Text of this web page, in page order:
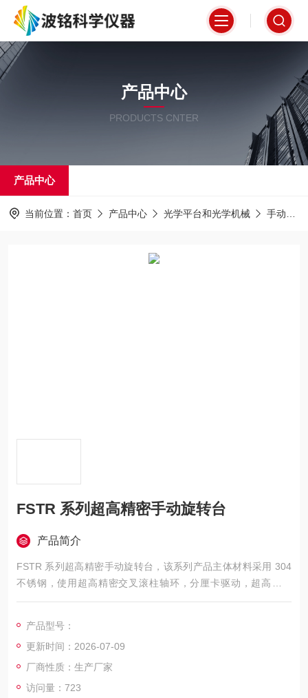
产品中心
PRODUCTS CNTER
产品中心
当前位置： 首页 产品中心 光学平台和光学机械 手动位移台
FSTR 系列超高精密手动旋转台
产品简介
FSTR 系列超高精密手动旋转台，该系列产品主体材料采用 304
不锈钢，使用超高精密交叉滚柱轴环，分厘卡驱动，超高灵敏
度。交叉滚柱轴环保证了台面在旋转时关键跳动指标，台面运行
TG 系列超高精密手动摆动台使用，适合光纤耦合等超高精密手
动调整应用，也可在真空中使用 ( 需换装真空脂 )。
产品型号：
更新时间：2026-07-09
厂商性质：生产厂家
访问量：723